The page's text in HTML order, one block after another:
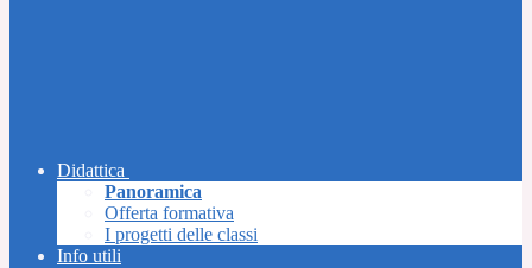
Didattica
Panoramica
Offerta formativa
I progetti delle classi
Info utili